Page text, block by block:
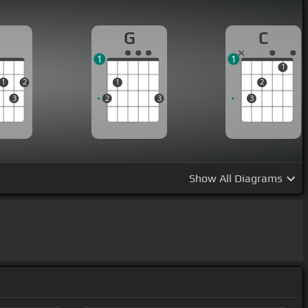
1
3
2
G
2
1
3
1
C
3
2
1
1
Show All Diagrams